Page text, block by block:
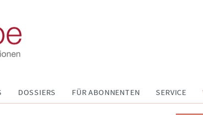
DOSSIERS FÜR ABONNENTEN SERVICE